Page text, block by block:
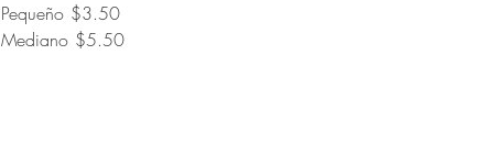
Pequeño $3.50
Mediano $5.50